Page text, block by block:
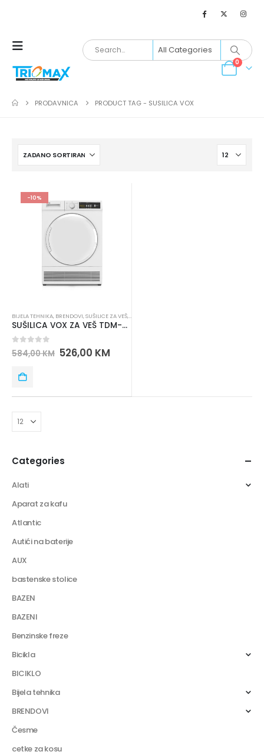
0
PRODAVNICA PRODUCT TAG - SUSILICA VOX
-10%
BIJELA TEHNIKA, BRENDOVI,SUŠILICE ZA VEŠ,VOX
SUŠILICA VOX ZA VEŠ TDM-710T
out of 5
584,00KM 526,00 KM
Categories
Alati
Aparat za kafu
Atlantic
Autići na baterije
AUX
bastenske stolice
BAZEN
BAZENI
Benzinske freze
Bicikla
BICIKLO
Bijela tehnika
BRENDOVI
Česme
cetke za kosu